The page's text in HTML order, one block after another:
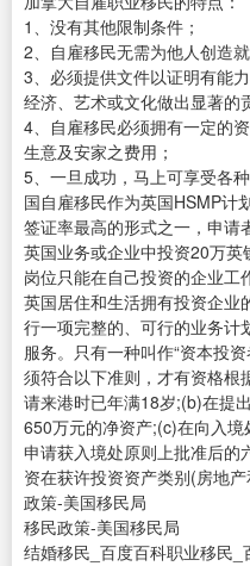
1、没有其他限制条件；
2、自雇移民无需为他人创造就
3、必须提供文件以证明有能
经济、艺术或文化做出显著的
4、自雇移民必须拥有一定的
生意及安家之费用；
5、一旦成功，马上可享受各
国自雇移民作为英国HSMP计
签证率最高的形式之一，申请
英国业务或企业中投资20万
岗位只能在自己投资的企业
英国居住和生活拥有投资企业
行一项完整的、可行的业务计
服务。只有一种叫作“资本投
须符合以下准则，才有资格根
请来港时已年满18岁;(b)在提
650万元的净资产;(c)在向入
申请获入境处原则上批准后的
资在获许投资资产类别(房地产
政策-美国移民局
移民政策-美国移民局
结婚移民_百度百科职业移民_